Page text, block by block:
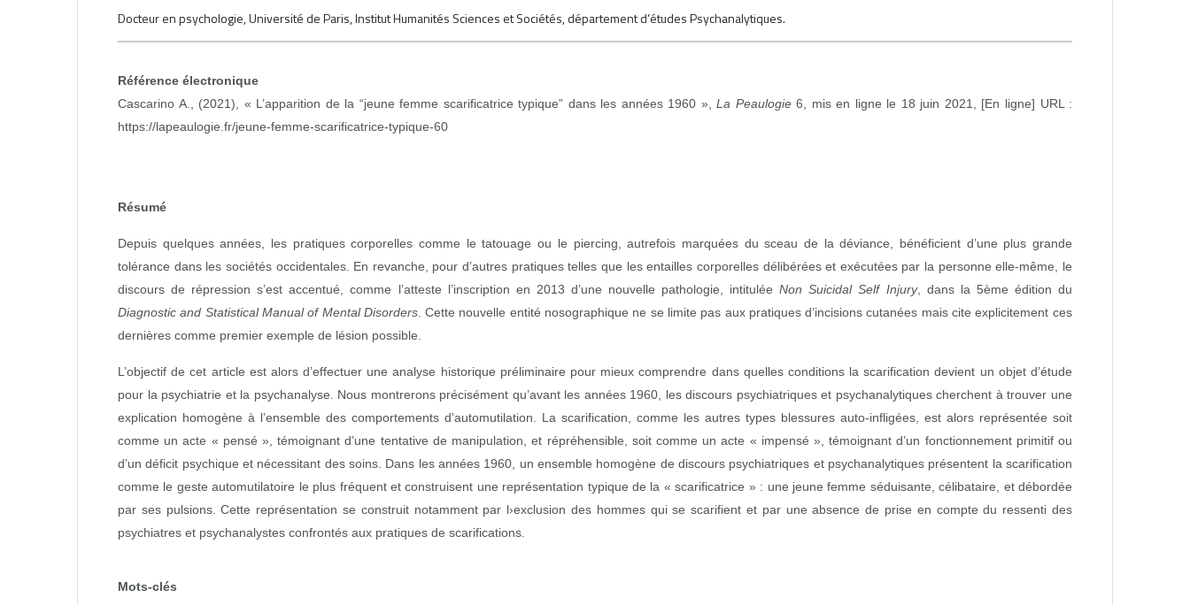
Docteur en psychologie, Université de Paris, Institut Humanités Sciences et Sociétés, département d’études Psychanalytiques.
Référence électronique
Cascarino A., (2021), « L’apparition de la “jeune femme scarificatrice typique” dans les années 1960 »,La Peaulogie6, mis en ligne le 18 juin 2021, [En ligne] URL :
https://lapeaulogie.fr/jeune-femme-scarificatrice-typique-60
Résumé
Depuis quelques années, les pratiques corporelles comme le tatouage ou le piercing, autrefois marquées du sceau de la déviance, bénéficient d’une plus grande
tolérance dans les sociétés occidentales. En revanche, pour d’autres pratiques telles que les entailles corporelles délibérées et exécutées par la personne elle‑même, le
discours de répression s’est accentué, comme l’atteste l’inscription en 2013 d’une nouvelle pathologie, intitulée Non Suicidal Self Injury, dans la 5ème édition du
Diagnostic and Statistical Manual of Mental Disorders. Cette nouvelle entité nosographique ne se limite pas aux pratiques d’incisions cutanées mais cite explicitement ces
dernières comme premier exemple de lésion possible.
L’objectif de cet article est alors d’effectuer une analyse historique préliminaire pour mieux comprendre dans quelles conditions la scarification devient un objet d’étude
pour la psychiatrie et la psychanalyse. Nous montrerons précisément qu’avant les années 1960, les discours psychiatriques et psychanalytiques cherchent à trouver une
explication homogène à l’ensemble des comportements d’automutilation. La scarification, comme les autres types blessures auto‑infligées, est alors représentée soit
comme un acte « pensé », témoignant d’une tentative de manipulation, et répréhensible, soit comme un acte « impensé », témoignant d’un fonctionnement primitif ou
d’un déficit psychique et nécessitant des soins. Dans les années 1960, un ensemble homogène de discours psychiatriques et psychanalytiques présentent la scarification
comme le geste automutilatoire le plus fréquent et construisent une représentation typique de la « scarificatrice » : une jeune femme séduisante, célibataire, et débordée
par ses pulsions. Cette représentation se construit notamment par l›exclusion des hommes qui se scarifient et par une absence de prise en compte du ressenti des
psychiatres et psychanalystes confrontés aux pratiques de scarifications.
Mots-clés